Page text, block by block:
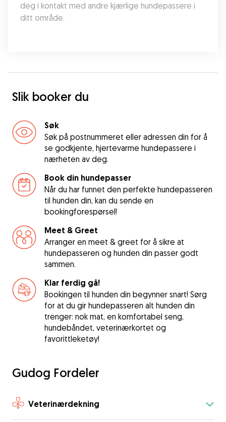
deg i kontakt med andre kjærlige hundepassere i
ditt område.
Slik booker du
Søk
Søk på postnummeret eller adressen din for å
se godkjente, hjertevarme hundepassere i
nærheten av deg.
Book din hundepasser
Når du har funnet den perfekte hundepasseren
til hunden din, kan du sende en
bookingforespørsel!
Meet & Greet
Arranger en meet & greet for å sikre at
hundepasseren og hunden din passer godt
sammen.
Klar ferdig gå!
Bookingen til hunden din begynner snart! Sørg
for at du gir hundepasseren alt hunden din
trenger: nok mat, en komfortabel seng,
hundebåndet, veterinærkortet og
favorittleketøy!
Gudog Fordeler
Veterinærdekning